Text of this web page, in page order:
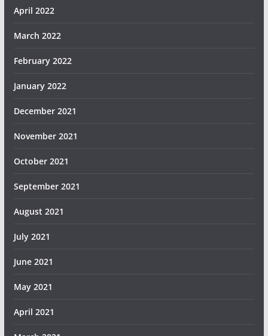
April 2022
March 2022
February 2022
January 2022
December 2021
November 2021
October 2021
September 2021
August 2021
July 2021
June 2021
May 2021
April 2021